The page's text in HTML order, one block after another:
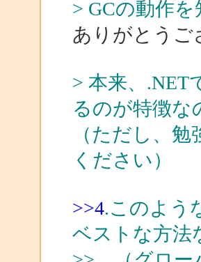
> GCの動作
ありがとうご
> 本来、.NET
るのが特徴な
（ただし、
ください）
>>4.このよう
ベストな方法